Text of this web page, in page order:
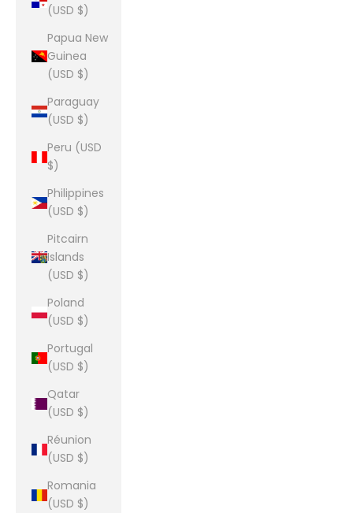
(USD $)
Papua New
Guinea
(USD $)
Paraguay
(USD $)
Peru (USD
$)
Philippines
(USD $)
Pitcairn
Islands
(USD $)
Poland
(USD $)
Portugal
(USD $)
Qatar
(USD $)
Réunion
(USD $)
Romania
(USD $)